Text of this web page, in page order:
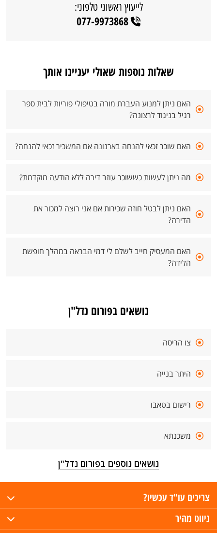
לייעוץ ראשוני טלפוני:
077-9973868
שאלות נוספות שאולי יעניינו אותך
האם ניתן למנוע העברת מורה בטיפולי פוריות לבית ספר
רגיל בניגוד לרצונה?
האם שוכר זכאי להנחה בארנונה אם המשכיר זכאי להנחה?
מה ניתן לעשות כששוכר עוזב דירה ללא הודעה מוקדמת?
האם ניתן לבטל חוזה שכירות אם אני רוצה למכור את
הדירה?
האם המעסיק חייב לשלם לי דמי הבראה במהלך חופשת
הלידה?
נושאים בפורום נדל"ן
צו הריסה
היתר בנייה
רישום בטאבו
משכנתא
נושאים נוספים בפורום נדל"ן
צריכים עו"ד עכשיו?
ניווט מהיר